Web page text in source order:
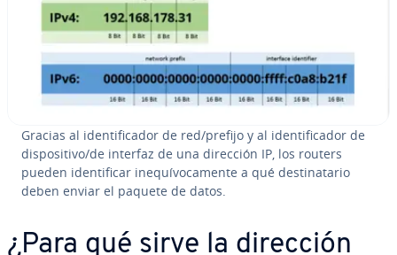
Gracias al ide­n­ti­fi­ca­dor de red/prefijo y al ide­n­ti­fi­ca­dor de
di­s­po­si­ti­vo/de interfaz de una dirección IP, los routers
pueden ide­n­ti­fi­car ine­quí­vo­ca­me­n­te a qué de­s­ti­na­ta­rio
deben enviar el paquete de datos.
¿Para qué sirve la dirección